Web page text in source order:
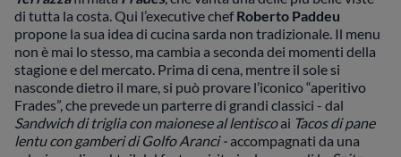
di tutta la costa. Qui l’executive chefRoberto Paddeu
propone la sua idea di cucina sarda non tradizionale. Il menu
non è mai lo stesso, ma cambia a seconda dei momenti della
stagione e del mercato. Prima di cena, mentre il sole si
nasconde dietro il mare, si può provare l’iconico “aperitivo
Frades”, che prevede un parterre di grandi classici - dal
Sandwich di triglia con maionese al lentiscoai Tacos di pane
lentu con gamberi di Golfo Aranci -accompagnati da una